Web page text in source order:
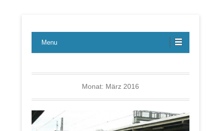
LBE-Express
Menu
Monat: März 2016